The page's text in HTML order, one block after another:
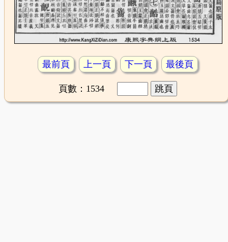
最前頁 上一頁 下一頁 最後頁
頁數：1534